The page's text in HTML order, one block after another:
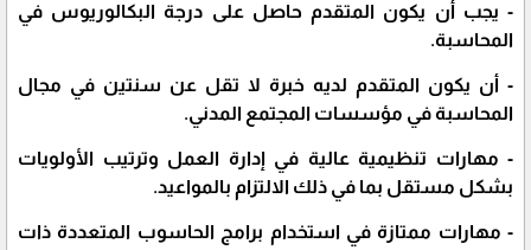
- يجب أن يكون المتقدم حاصل على درجة البكالوريوس في
المحاسبة.
- أن يكون المتقدم لديه خبرة لا تقل عن سنتين في مجال
المحاسبة في مؤسسات المجتمع المدني.
- مهارات تنظيمية عالية في إدارة العمل وترتيب الأولويات
بشكل مستقل بما في ذلك الالتزام بالمواعيد.
- مهارات ممتازة في استخدام برامج الحاسوب المتعددة ذات